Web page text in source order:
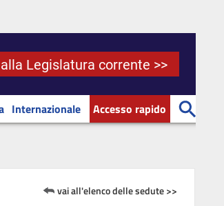
Legislatura corrente >>
Internazionale Accesso rapido
vai all'elenco delle sedute >>